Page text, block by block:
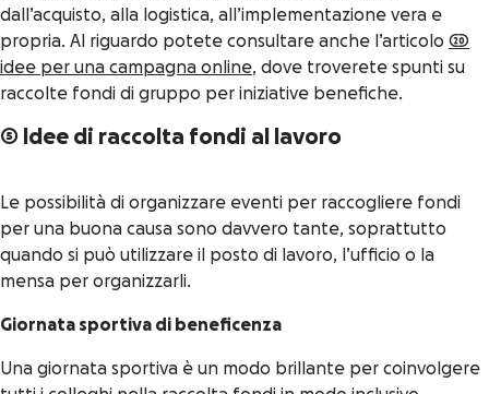
dall’acquisto, alla logistica, all’implementazione vera e
propria. Al riguardo potete consultare anche l’articolo 20
idee per una campagna online, dove troverete spunti su
raccolte fondi di gruppo per iniziative benefiche.
5 Idee di raccolta fondi al lavoro
Le possibilità di organizzare eventi per raccogliere fondi
per una buona causa sono davvero tante, soprattutto
quando si può utilizzare il posto di lavoro, l’ufficio o la
mensa per organizzarli.
Giornata sportiva di beneficenza
Una giornata sportiva è un modo brillante per coinvolgere